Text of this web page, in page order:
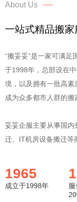
About Us
一站式精品搬家
“搬妥妥”是一家可满
于1998年，总部设在
境，以及拥有一批高
成为众多都市人群的搬
妥妥企服主要从事国
迁、IT机房设备搬迁等
1998
成立于1998年